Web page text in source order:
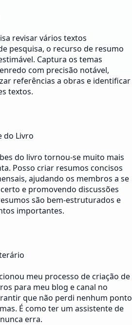
revisar vários textos
pesquisa, o recurso de resumo
Captura os temas
com precisão notável,
referências a obras e identificar
textos.
do Livro
do livro tornou-se muito mais
Posso criar resumos concisos
ajudando os membros a se
e promovendo discussões
são bem-estruturados e
importantes.
meu processo de criação de
para meu blog e canal no
que não perdi nenhum ponto
É como ter um assistente de
erra.